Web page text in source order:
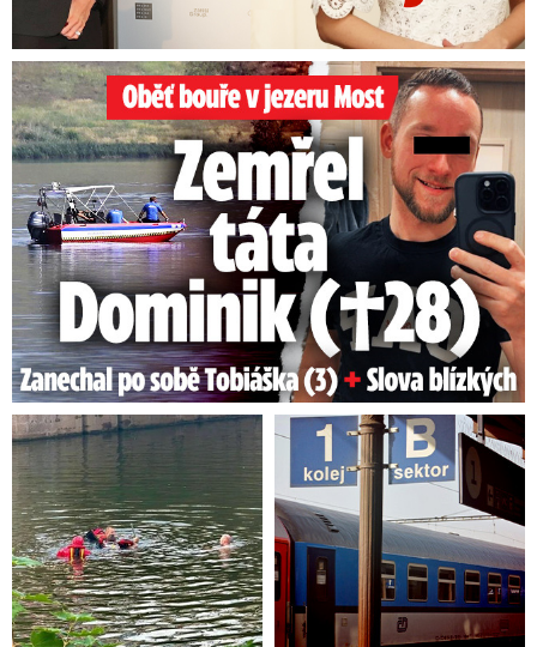
Na festivalu Brutal Assault se
utopil muž!
Hrůza na Teplicku: Vlak vláčel
ženu i s kočárkem!
Velká soupeřka Adamczykové: Šokující konec!